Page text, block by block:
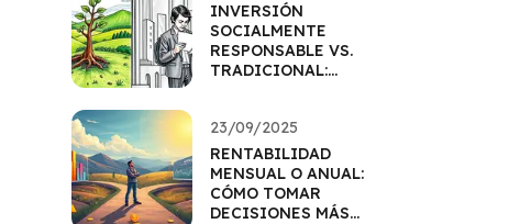
INVERSIÓN
SOCIALMENTE
RESPONSABLE VS.
TRADICIONAL:
23/09/2025
RENTABILIDAD
MENSUAL O ANUAL:
CÓMO TOMAR
DECISIONES MÁS